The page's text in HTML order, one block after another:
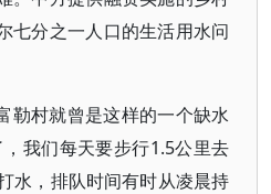
七分之一人口的生活用水问
勒村就曾是这样的一个缺水
我们每天要步行1.5公里去
水，排队时间有时从凌晨持